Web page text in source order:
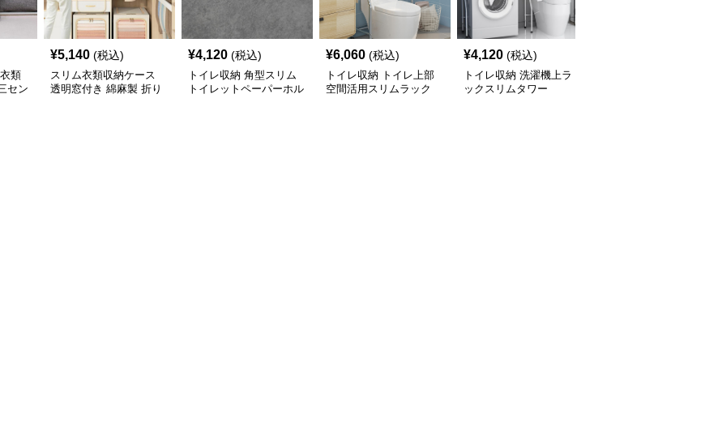
類
セン
¥5,140 (税込)
スリム衣類収納ケース
透明窓付き 綿麻製 折り
¥4,120 (税込)
トイレ収納 角型スリム
トイレットペーパーホル
¥6,060 (税込)
トイレ収納 トイレ上部
空間活用スリムラック
¥4,120 (税込)
トイレ収納 洗濯機上ラ
ックスリムタワー